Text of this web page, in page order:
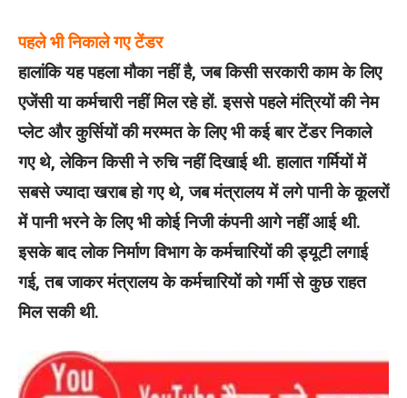
पहले भी निकाले गए टेंडर
हालांकि यह पहला मौका नहीं है, जब किसी सरकारी काम के लिए
एजेंसी या कर्मचारी नहीं मिल रहे हों. इससे पहले मंत्रियों की नेम
प्लेट और कुर्सियों की मरम्मत के लिए भी कई बार टेंडर निकाले
गए थे, लेकिन किसी ने रुचि नहीं दिखाई थी. हालात गर्मियों में
सबसे ज्यादा खराब हो गए थे, जब मंत्रालय में लगे पानी के कूलरों
में पानी भरने के लिए भी कोई निजी कंपनी आगे नहीं आई थी.
इसके बाद लोक निर्माण विभाग के कर्मचारियों की ड्यूटी लगाई
गई, तब जाकर मंत्रालय के कर्मचारियों को गर्मी से कुछ राहत
मिल सकी थी.